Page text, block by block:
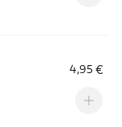
4,95 €